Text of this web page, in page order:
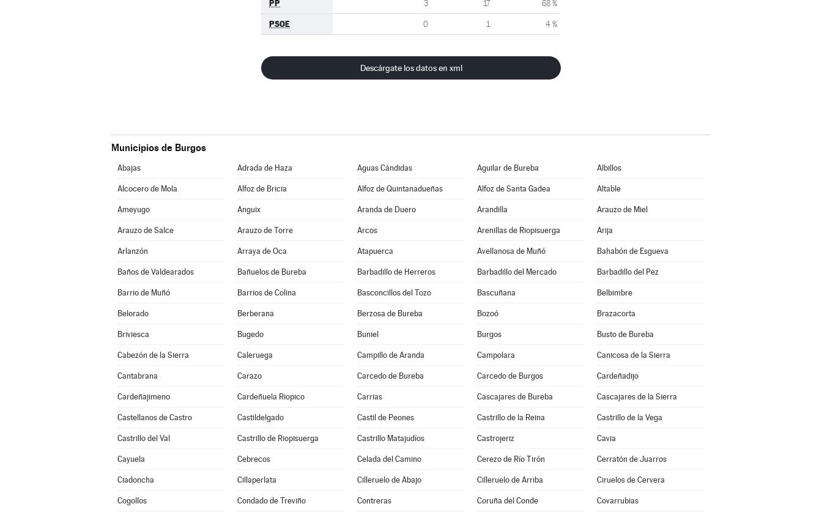
PP 3 17 68 %
PSOE 0 1 4 %
Descárgate los datos en xml
Municipios de Burgos
Abajas Adrada de Haza Aguas Cándidas Aguilar de Bureba Albillos
Alcocero de Mola Alfoz de Bricia Alfoz de Quintanadueñas Alfoz de Santa Gadea Altable
Ameyugo Anguix Aranda de Duero Arandilla Arauzo de Miel
Arauzo de Salce Arauzo de Torre Arcos Arenillas de Riopisuerga Arija
Arlanzón Arraya de Oca Atapuerca Avellanosa de Muñó Bahabón de Esgueva
Baños de Valdearados Bañuelos de Bureba Barbadillo de Herreros Barbadillo del Mercado Barbadillo del Pez
Barrio de Muñó Barrios de Colina Basconcillos del Tozo Bascuñana Belbimbre
Belorado Berberana Berzosa de Bureba Bozoó Brazacorta
Briviesca Bugedo Buniel Burgos Busto de Bureba
Cabezón de la Sierra Caleruega Campillo de Aranda Campolara Canicosa de la Sierra
Cantabrana Carazo Carcedo de Bureba Carcedo de Burgos Cardeñadijo
Cardeñajimeno Cardeñuela Riopico Carrias Cascajares de Bureba Cascajares de la Sierra
Castellanos de Castro Castildelgado Castil de Peones Castrillo de la Reina Castrillo de la Vega
Castrillo del Val Castrillo de Riopisuerga Castrillo Matajudíos Castrojeriz Cavia
Cayuela Cebrecos Celada del Camino Cerezo de Río Tirón Cerratón de Juarros
Ciadoncha Cillaperlata Cilleruelo de Abajo Cilleruelo de Arriba Ciruelos de Cervera
Cogollos Condado de Treviño Contreras Coruña del Conde Covarrubias